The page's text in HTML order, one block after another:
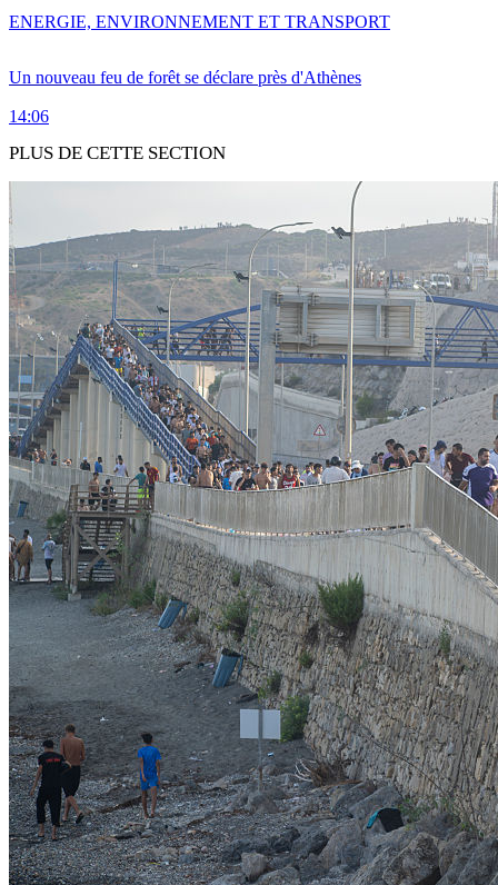
Un nouveau feu de forêt se déclare près d'Athènes
14:06
ENERGIE, ENVIRONNEMENT ET TRANSPORT
PLUS DE CETTE SECTION